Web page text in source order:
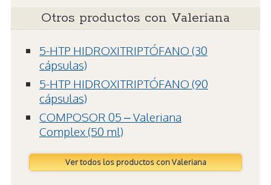
Otros productos con Valeriana
5-HTP HIDROXITRIPTÓFANO (30
cápsulas)
5-HTP HIDROXITRIPTÓFANO (90
cápsulas)
COMPOSOR 05 – Valeriana
Complex (50 ml)
Ver todos los productos con Valeriana